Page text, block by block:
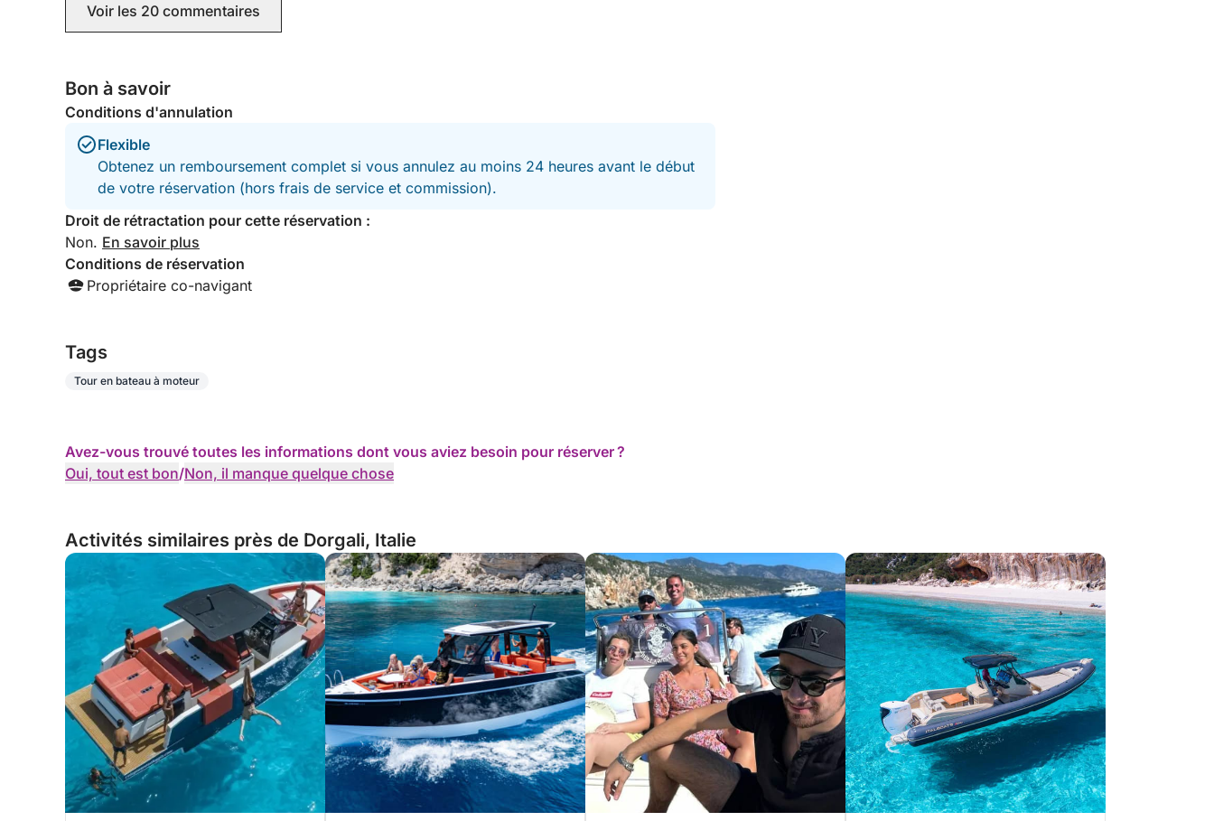
Voir les 20 commentaires
Bon à savoir
Conditions d'annulation
Flexible
Obtenez un remboursement complet si vous annulez au moins 24 heures avant le début
de votre réservation (hors frais de service et commission).
Droit de rétractation pour cette réservation :
Non. En savoir plus
Conditions de réservation
Propriétaire co-navigant
Tags
Tour en bateau à moteur
Avez-vous trouvé toutes les informations dont vous aviez besoin pour réserver ?
Oui, tout est bon/Non, il manque quelque chose
Activités similaires près de Dorgali, Italie